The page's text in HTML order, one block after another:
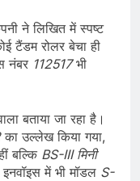
ने लिखित में स्पष्ट
टैंडम रोलर बेचा ही
नंबर 112517भी
बताया जा रहा है।
का उल्लेख किया गया,
बल्कि BS-III मिनी
में भी मॉडल S-